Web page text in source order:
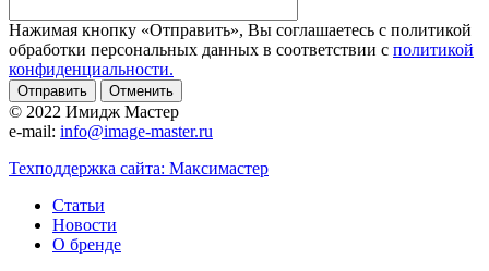
Нажимая кнопку «Отправить», Вы соглашаетесь с политикой
обработки персональных данных в соответствии с политикой
конфиденциальности.
Отменить
© 2022 Имидж Мастер
e-mail: info@image-master.ru
Техподдержка сайта: Максимастер
Статьи
Новости
О бренде